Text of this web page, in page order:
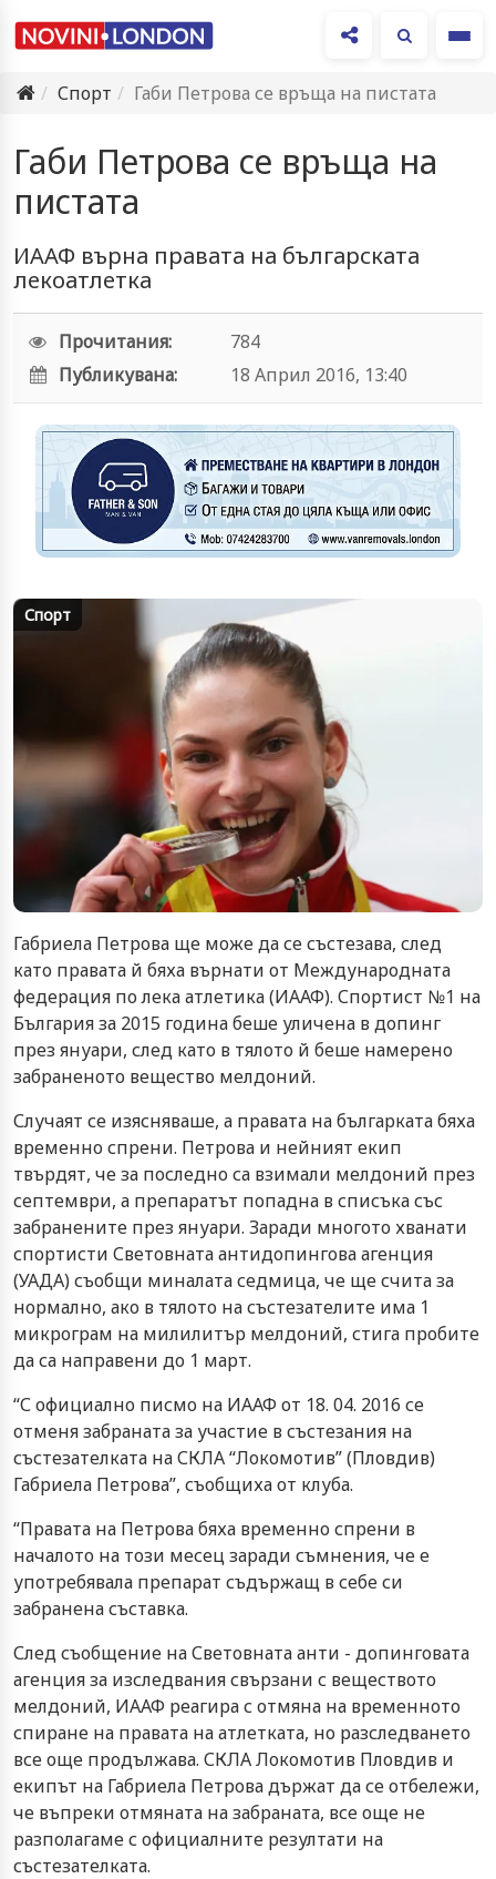
Спорт
Габи Петрова се връща на пистата
Габи Петрова се връща на
пистата
ИААФ върна правата на българската
лекоатлетка
Прочитания:
784
Публикувана:
18 Април 2016, 13:40
Спорт
Габриела Петрова ще може да се състезава, след
като правата й бяха върнати от Международната
федерация по лека атлетика (ИААФ). Спортист №1 на
България за 2015 година беше уличена в допинг
през януари, след като в тялото й беше намерено
забраненото вещество мелдоний.
Случаят се изясняваше, а правата на българката бяха
временно спрени. Петрова и нейният екип
твърдят, че за последно са взимали мелдоний през
септември, а препаратът попадна в списъка със
забранените през януари. Заради многото хванати
спортисти Световната антидопингова агенция
(УАДА) съобщи миналата седмица, че ще счита за
нормално, ако в тялото на състезателите има 1
микрограм на милилитър мелдоний, стига пробите
да са направени до 1 март.
“С официално писмо на ИААФ от 18. 04. 2016 се
отменя забраната за участие в състезания на
състезателката на СКЛА “Локомотив” (Пловдив)
Габриела Петрова”, съобщиха от клуба.
“Правата на Петрова бяха временно спрени в
началото на този месец заради съмнения, че е
употребявала препарат съдържащ в себе си
забранена съставка.
След съобщение на Световната анти - допинговата
агенция за изследвания свързани с веществото
мелдоний, ИААФ реагира с отмяна на временното
спиране на правата на атлетката, но разследването
все още продължава. СКЛА Локомотив Пловдив и
екипът на Габриела Петрова държат да се отбележи,
че въпреки отмяната на забраната, все още не
разполагаме с официалните резултати на
състезателката.